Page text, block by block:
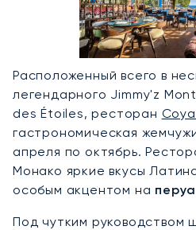
Расположенный всего в
легендарного Jimmy'z
des Étoiles, ресторан
гастрономическая
апреля по октябрь.
Монако яркие вкусы
особым акцентом на
Под чутким руководством